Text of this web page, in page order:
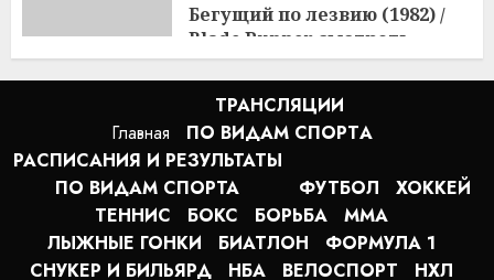
Бегущий по лезвию (1982) /
Blade Runner смотреть
онлайн
Главная
ТРАНСЛЯЦИИ
ПО ВИДАМ СПОРТA
РАСПИСАНИЯ И РЕЗУЛЬТАТЫ
ПО ВИДАМ СПОРТА
ФУТБОЛ
ХОККЕЙ
ТЕННИС
БОКС БОРЬБА
MMA
ЛЫЖНЫЕ ГОНКИ
БИАТЛОН
ФОРМУЛА 1
СНУКЕР И БИЛЬЯРД
НБА ВЕЛОСПОРТ
НХЛ